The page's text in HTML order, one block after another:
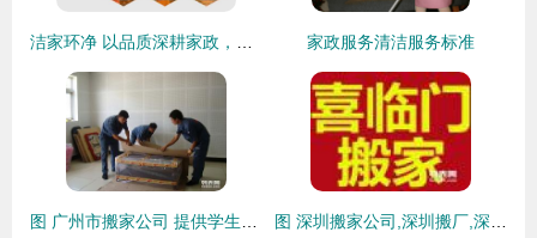
家政服务清洁服务标准